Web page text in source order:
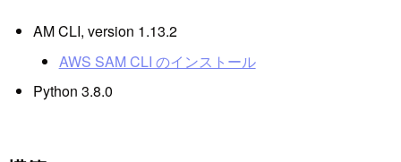
AM CLI, version 1.13.2
AWS SAM CLI のインストール
Python 3.8.0